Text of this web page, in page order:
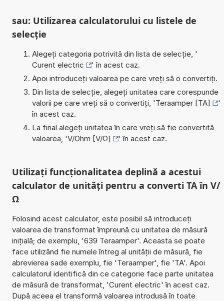
sau: Utilizarea calculatorului cu listele de
selecție
Alegeți categoria potrivită din lista de selecție, '
Curent electric
' în acest caz.
Apoi introduceți valoarea pe care vreți să o convertiți.
Din lista de selecție, alegeți unitatea care corespunde
valorii pe care vreți să o convertiți, 'Teraamper [TA]
'
în acest caz.
La final alegeți unitatea în care vreți să fie convertită
valoarea, 'V/Ohm [V/Ω] ' în acest caz.
Utilizați funcționalitatea deplină a acestui
calculator de unități pentru a converti TA în V/
Ω
Folosind acest calculator, este posibil să introduceți
valoarea de transformat împreună cu unitatea de măsură
inițială; de exemplu, '639 Teraamper'. Aceasta se poate
face utilizând fie numele întreg al unității de măsură, fie
abrevierea sade exemplu, fie 'Teraamper', fie 'TA'. Apoi
calculatorul identifică din ce categorie face parte unitatea
de măsură de transformat, 'Curent electric' în acest caz.
După aceea el transformă valoarea introdusă în toate